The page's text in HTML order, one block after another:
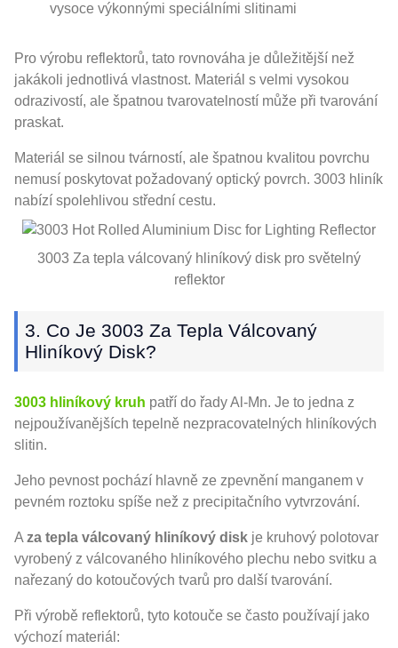
vysoce výkonnými speciálními slitinami
Pro výrobu reflektorů, tato rovnováha je důležitější než
jakákoli jednotlivá vlastnost. Materiál s velmi vysokou
odrazivostí, ale špatnou tvarovatelností může při tvarování
praskat.
Materiál se silnou tvárností, ale špatnou kvalitou povrchu
nemusí poskytovat požadovaný optický povrch. 3003 hliník
nabízí spolehlivou střední cestu.
3003 Za tepla válcovaný hliníkový disk pro světelný
reflektor
3. Co Je 3003 Za Tepla Válcovaný
Hliníkový Disk?
3003 hliníkový kruh patří do řady Al-Mn. Je to jedna z
nejpoužívanějších tepelně nezpracovatelných hliníkových
slitin.
Jeho pevnost pochází hlavně ze zpevnění manganem v
pevném roztoku spíše než z precipitačního vytvrzování.
A za tepla válcovaný hliníkový disk je kruhový polotovar
vyrobený z válcovaného hliníkového plechu nebo svitku a
nařezaný do kotoučových tvarů pro další tvarování.
Při výrobě reflektorů, tyto kotouče se často používají jako
výchozí materiál: